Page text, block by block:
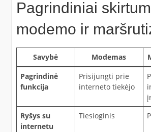
Pagrindiniai
modemo ir
Savybė Modemas
Pagrindinė
funkcija
Prisijungti prie
interneto tiekėjo
Ryšys su
internetu
Tiesioginis